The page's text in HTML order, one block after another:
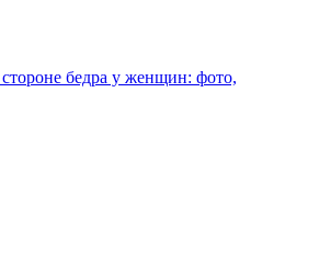
бедра у женщин: фото,